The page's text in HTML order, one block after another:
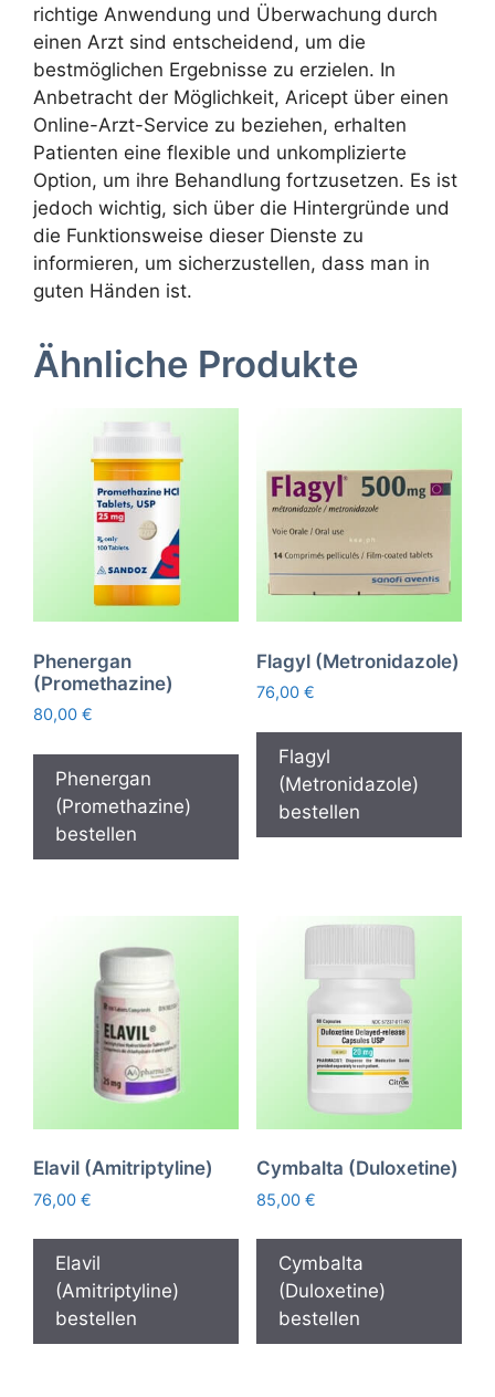
richtige Anwendung und Überwachung durch
einen Arzt sind entscheidend, um die
bestmöglichen Ergebnisse zu erzielen. In
Anbetracht der Möglichkeit, Aricept über einen
Online-Arzt-Service zu beziehen, erhalten
Patienten eine flexible und unkomplizierte
Option, um ihre Behandlung fortzusetzen. Es ist
jedoch wichtig, sich über die Hintergründe und
die Funktionsweise dieser Dienste zu
informieren, um sicherzustellen, dass man in
guten Händen ist.
Ähnliche Produkte
Phenergan
(Promethazine)
80,00 €
Phenergan
(Promethazine)
bestellen
Flagyl (Metronidazole)
76,00 €
Flagyl
(Metronidazole)
bestellen
Elavil (Amitriptyline)
76,00 €
Elavil
(Amitriptyline)
bestellen
Cymbalta (Duloxetine)
85,00 €
Cymbalta
(Duloxetine)
bestellen